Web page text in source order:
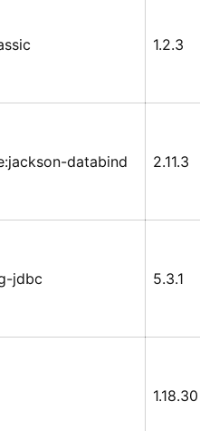
1.2.3
databind 2.11.3
jdbc 5.3.1
1.18.30